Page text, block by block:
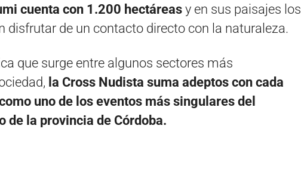
cuenta con 1.200 hectáreasy en sus paisajes los
disfrutar de un contacto directo con la naturaleza.
que surge entre algunos sectores más
la Cross Nudista suma adeptos con cada
uno de los eventos más singulares del
de la provincia de Córdoba.